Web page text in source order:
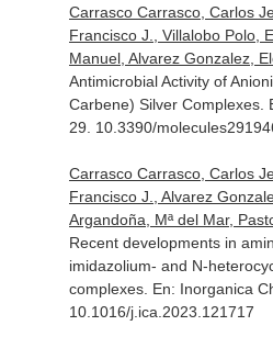
Carrasco Carrasco, Carlos
Francisco J., Villalobo Polo,
Manuel, Alvarez Gonzalez,
Antimicrobial Activity of
Carbene) Silver Complexes.
29. 10.3390/
Carrasco Carrasco, Carlos
Francisco J., Alvarez
Argandoña, Mª del Mar,
Recent developments in
imidazolium- and N-
complexes. En: Inorganica
10.1016/j.ica.2023.121717